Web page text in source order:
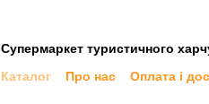
Супермаркет туристичного
Каталог
Про нас Оплата і